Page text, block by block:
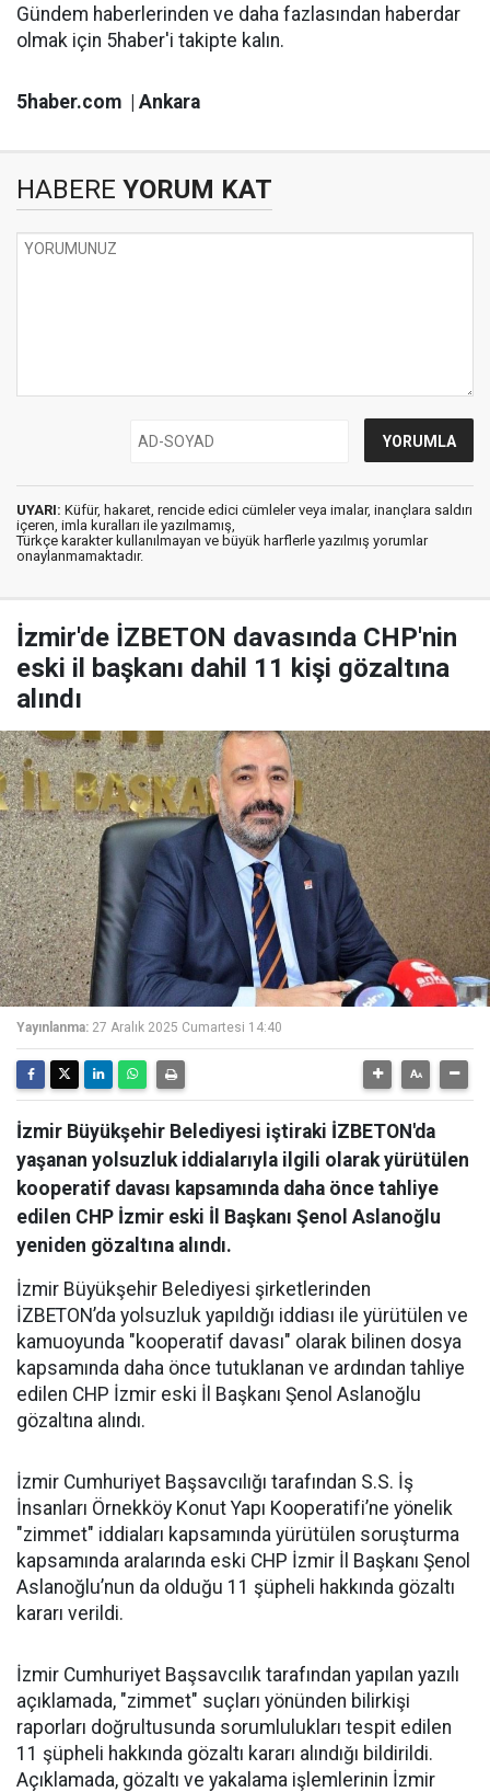
Gündem haberlerinden ve daha fazlasından haberdar
olmak için 5haber'i takipte kalın.
5haber.com | Ankara
HABERE YORUM KAT
UYARI: Küfür, hakaret, rencide edici cümleler veya imalar, inançlara saldırı
içeren, imla kuralları ile yazılmamış,
Türkçe karakter kullanılmayan ve büyük harflerle yazılmış yorumlar
onaylanmamaktadır.
İzmir'de İZBETON davasında CHP'nin
eski il başkanı dahil 11 kişi gözaltına
alındı
Yayınlanma: 27 Aralık 2025 Cumartesi 14:40
İzmir Büyükşehir Belediyesi iştiraki İZBETON'da
yaşanan yolsuzluk iddialarıyla ilgili olarak yürütülen
kooperatif davası kapsamında daha önce tahliye
edilen CHP İzmir eski İl Başkanı Şenol Aslanoğlu
yeniden gözaltına alındı.
İzmir Büyükşehir Belediyesi şirketlerinden
İZBETON’da yolsuzluk yapıldığı iddiası ile yürütülen ve
kamuoyunda "kooperatif davası" olarak bilinen dosya
kapsamında daha önce tutuklanan ve ardından tahliye
edilen CHP İzmir eski İl Başkanı Şenol Aslanoğlu
gözaltına alındı.
İzmir Cumhuriyet Başsavcılığı tarafından S.S. İş
İnsanları Örnekköy Konut Yapı Kooperatifi’ne yönelik
"zimmet" iddiaları kapsamında yürütülen soruşturma
kapsamında aralarında eski CHP İzmir İl Başkanı Şenol
Aslanoğlu’nun da olduğu 11 şüpheli hakkında gözaltı
kararı verildi.
İzmir Cumhuriyet Başsavcılık tarafından yapılan yazılı
açıklamada, "zimmet" suçları yönünden bilirkişi
raporları doğrultusunda sorumlulukları tespit edilen
11 şüpheli hakkında gözaltı kararı alındığı bildirildi.
Açıklamada, gözaltı ve yakalama işlemlerinin İzmir